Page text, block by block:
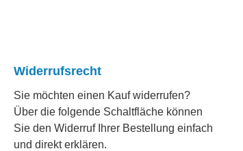
Widerrufsrecht
Sie möchten einen Kauf widerrufen?
Über die folgende Schaltfläche können
Sie den Widerruf Ihrer Bestellung einfach
und direkt erklären.